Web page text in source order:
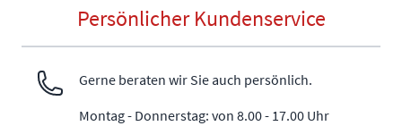
Persönlicher Kundenservice
Gerne beraten wir Sie auch persönlich.
Montag - Donnerstag: von 8.00 - 17.00 Uhr